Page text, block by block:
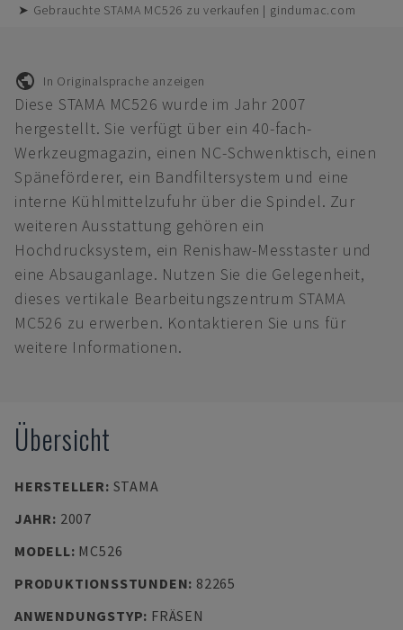
➤ Gebrauchte STAMA MC526 zu verkaufen | gindumac.com
In Originalsprache anzeigen
Diese STAMA MC526 wurde im Jahr 2007
hergestellt. Sie verfügt über ein 40-fach-
Werkzeugmagazin, einen NC-Schwenktisch, einen
Späneförderer, ein Bandfiltersystem und eine
interne Kühlmittelzufuhr über die Spindel. Zur
weiteren Ausstattung gehören ein
Hochdrucksystem, ein Renishaw-Messtaster und
eine Absauganlage. Nutzen Sie die Gelegenheit,
dieses vertikale Bearbeitungszentrum STAMA
MC526 zu erwerben. Kontaktieren Sie uns für
weitere Informationen.
Übersicht
HERSTELLER: STAMA
JAHR: 2007
MODELL: MC526
PRODUKTIONSSTUNDEN: 82265
ANWENDUNGSTYP: FRÄSEN